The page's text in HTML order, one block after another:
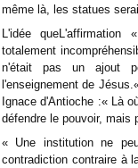
même là, les statues
L'idée
totalement
n'était pas un ajout
l'enseignement de
Ignace d'Antioche :« Là
défendre le pouvoir, mais
« Une institution ne
contradiction contraire à